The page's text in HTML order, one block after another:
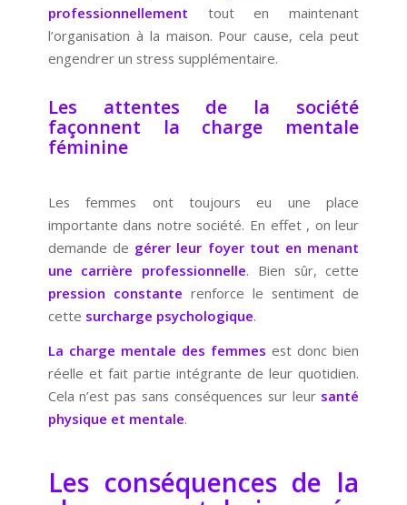
professionnellement tout en maintenant
l’organisation à la maison. Pour cause, cela peut
engendrer un stress supplémentaire.
Les attentes de la société
façonnent la charge mentale
féminine
Les femmes ont toujours eu une place
importante dans notre société. En effet , on leur
demande de gérer leur foyer tout en menant
une carrière professionnelle. Bien sûr, cette
pression constante renforce le sentiment de
cette surcharge psychologique.
La charge mentale des femmesest donc bien
réelle et fait partie intégrante de leur quotidien.
Cela n’est pas sans conséquences sur leur santé
physique et mentale.
Les conséquences de la